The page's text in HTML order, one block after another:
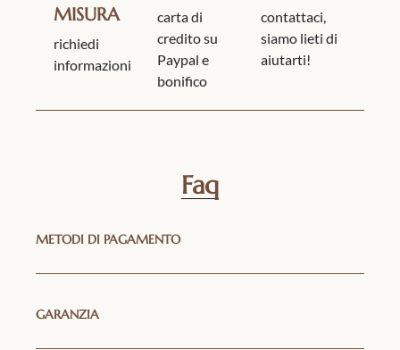
MISURA
richiedi
informazioni
carta di
credito su
Paypal e
bonifico
contattaci,
siamo lieti di
aiutarti!
Faq
METODI DI PAGAMENTO
GARANZIA